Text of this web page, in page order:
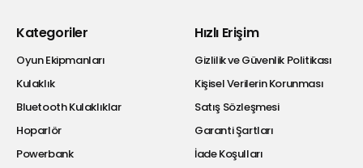
Kategoriler
Oyun Ekipmanları
Kulaklık
Bluetooth Kulaklıklar
Hoparlör
Powerbank
Hızlı Erişim
Gizlilik ve Güvenlik Politikası
Kişisel Verilerin Korunması
Satış Sözleşmesi
Garanti Şartları
İade Koşulları